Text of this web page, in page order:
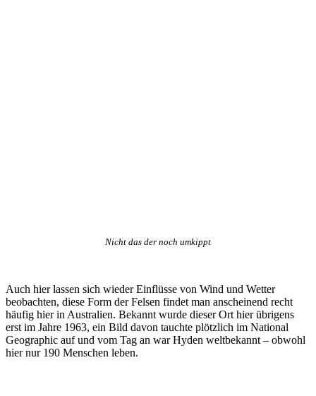
Nicht das der noch umkippt
Auch hier lassen sich wieder Einflüsse von Wind und Wetter
beobachten, diese Form der Felsen findet man anscheinend recht
häufig hier in Australien. Bekannt wurde dieser Ort hier übrigens
erst im Jahre 1963, ein Bild davon tauchte plötzlich im National
Geographic auf und vom Tag an war Hyden weltbekannt – obwohl
hier nur 190 Menschen leben.